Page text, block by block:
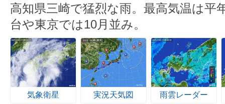
高知県三崎で猛烈な雨。最高気温は平
台や東京では10月並み。
気象衛星 実況天気図 雨雲レーダー